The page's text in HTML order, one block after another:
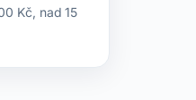
Kč, nad 15